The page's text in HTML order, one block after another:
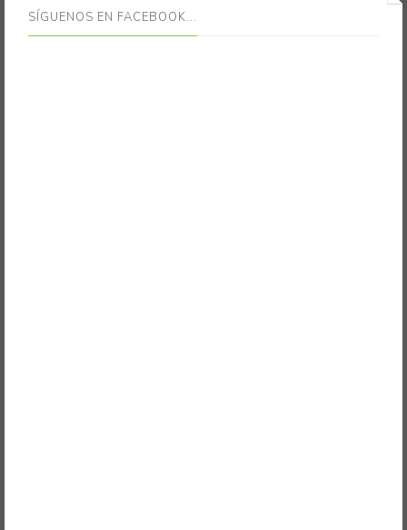
SÍGUENOS EN FACEBOOK...